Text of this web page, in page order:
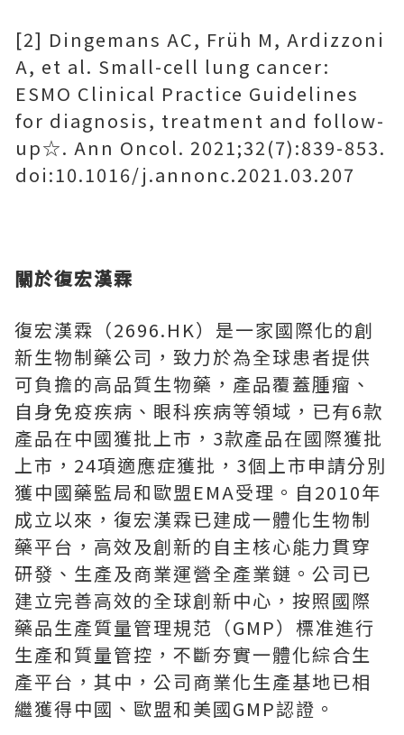
[2] Dingemans AC, Früh M, Ardizzoni
A, et al. Small-cell lung cancer:
ESMO Clinical Practice Guidelines
for diagnosis, treatment and follow-
up☆. Ann Oncol. 2021;32(7):839-853.
doi:10.1016/j.annonc.2021.03.207
關於復宏漢霖
復宏漢霖（2696.HK）是一家國際化的創
新生物制藥公司，致力於為全球患者提供
可負擔的高品質生物藥，產品覆蓋腫瘤、
自身免疫疾病、眼科疾病等領域，已有6款
產品在中國獲批上市，3款產品在國際獲批
上市，24項適應症獲批，3個上市申請分別
獲中國藥監局和歐盟EMA受理。自2010年
成立以來，復宏漢霖已建成一體化生物制
藥平台，高效及創新的自主核心能力貫穿
研發、生產及商業運營全產業鏈。公司已
建立完善高效的全球創新中心，按照國際
藥品生產質量管理規范（GMP）標准進行
生產和質量管控，不斷夯實一體化綜合生
產平台，其中，公司商業化生產基地已相
繼獲得中國、歐盟和美國GMP認證。